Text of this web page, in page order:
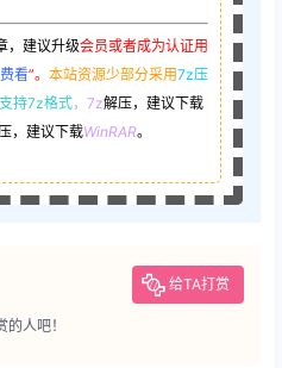
，建议升级会员或者成为认证用
看”。 本站资源少部分采用7z压
持7z格式，7z解压，建议下载
，建议下载WinRAR。
给TA打赏
人吧！